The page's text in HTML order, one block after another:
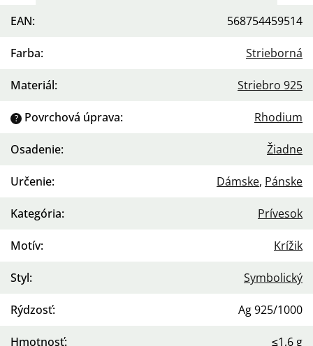
EAN: 568754459514
Farba: Strieborná
Materiál: Striebro 925
? Povrchová úprava: Rhodium
Osadenie: Žiadne
Určenie: Dámske, Pánske
Kategória: Prívesok
Motív: Krížik
Styl: Symbolický
Rýdzosť: Ag 925/1000
Hmotnosť: ≤1,6 g